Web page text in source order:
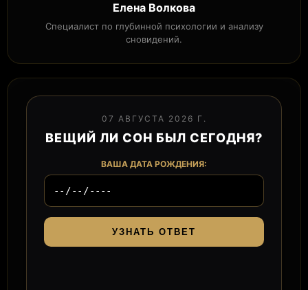
Елена Волкова
Специалист по глубинной психологии и анализу
сновидений.
07 АВГУСТА 2026 Г.
ВЕЩИЙ ЛИ СОН БЫЛ СЕГОДНЯ?
ВАША ДАТА РОЖДЕНИЯ:
УЗНАТЬ ОТВЕТ